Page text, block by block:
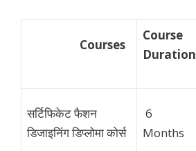
Courses
Course
Duration
सर्टिफिकेट फैशन
डिजाइनिंग डिप्लोमा कोर्स
6
Months